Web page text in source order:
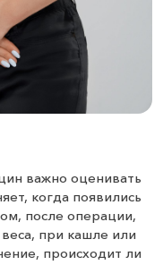
важно оценивать
когда появились
после операции,
при кашле или
происходит ли